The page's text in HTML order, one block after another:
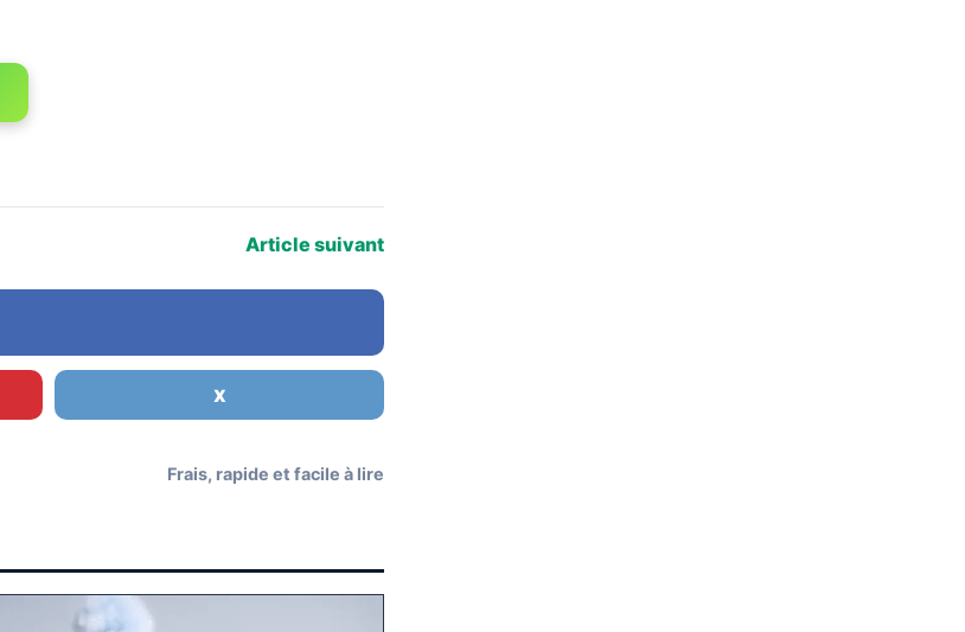
Article suivant
X
Frais, rapide et facile à lire